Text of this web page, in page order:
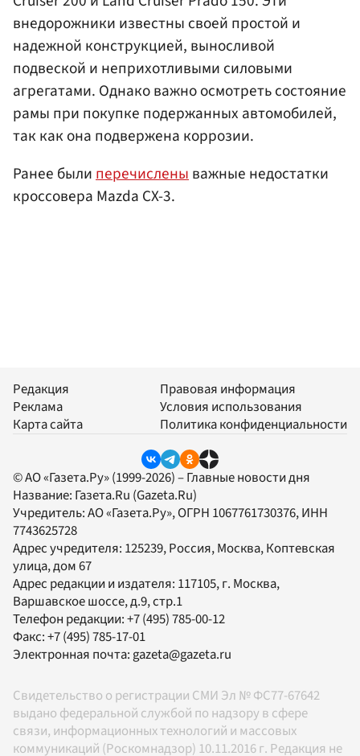
внедорожники известны своей простой и
надежной конструкцией, выносливой
подвеской и неприхотливыми силовыми
агрегатами. Однако важно осмотреть состояние
рамы при покупке подержанных автомобилей,
так как она подвержена коррозии.
Ранее былиперечисленыважные недостатки
кроссовера Mazda CX-3.
Редакция
Реклама
Карта сайта
Правовая информация
Условия использования
Политика конфиденциальности
© АО «Газета.Ру» (1999-2026) – Главные новости дня
Название: Газета.Ru (Gazeta.Ru)
Учредитель:АО «Газета.Ру», ОГРН 1067761730376, ИНН
7743625728
Адрес учредителя: 125239, Россия, Москва, Коптевская
улица, дом 67
Адрес редакции и издателя: 117105, г. Москва,
Варшавское шоссе, д.9, стр.1
Телефон редакции:+7 (495) 785-00-12
Факс:+7 (495) 785-17-01
Электронная почта:gazeta@gazeta.ru
Свидетельство о регистрации СМИ Эл № ФС77-67642
выдано федеральной службой по надзору в сфере
связи, информационных технологий и массовых
коммуникаций (Роскомнадзор) 10.11.2016 г. Редакция не